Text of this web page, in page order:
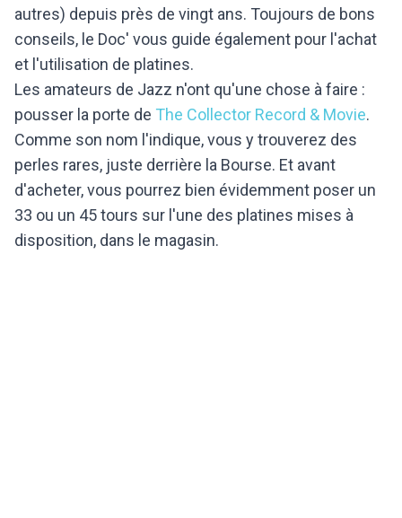
autres) depuis près de vingt ans. Toujours de bons
conseils, le Doc' vous guide également pour l'achat
et l'utilisation de platines.
Les amateurs de Jazz n'ont qu'une chose à faire :
pousser la porte de The Collector Record & Movie.
Comme son nom l'indique, vous y trouverez des
perles rares, juste derrière la Bourse. Et avant
d'acheter, vous pourrez bien évidemment poser un
33 ou un 45 tours sur l'une des platines mises à
disposition, dans le magasin.